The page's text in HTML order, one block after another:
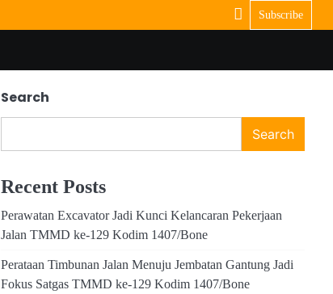
Subscribe
Search
Search
Recent Posts
Perawatan Excavator Jadi Kunci Kelancaran Pekerjaan
Jalan TMMD ke-129 Kodim 1407/Bone
Perataan Timbunan Jalan Menuju Jembatan Gantung Jadi
Fokus Satgas TMMD ke-129 Kodim 1407/Bone